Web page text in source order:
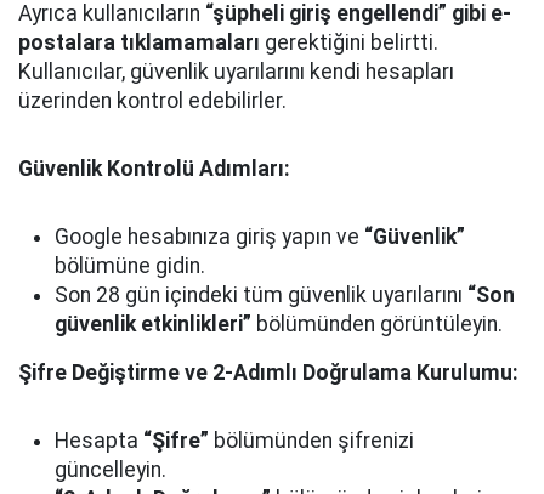
Ayrıca kullanıcıların “şüpheli giriş engellendi” gibi e-
postalara tıklamamaları gerektiğini belirtti.
Kullanıcılar, güvenlik uyarılarını kendi hesapları
üzerinden kontrol edebilirler.
Güvenlik Kontrolü Adımları:
Google hesabınıza giriş yapın ve “Güvenlik”
bölümüne gidin.
Son 28 gün içindeki tüm güvenlik uyarılarını “Son
güvenlik etkinlikleri” bölümünden görüntüleyin.
Şifre Değiştirme ve 2-Adımlı Doğrulama Kurulumu:
Hesapta “Şifre” bölümünden şifrenizi
güncelleyin.